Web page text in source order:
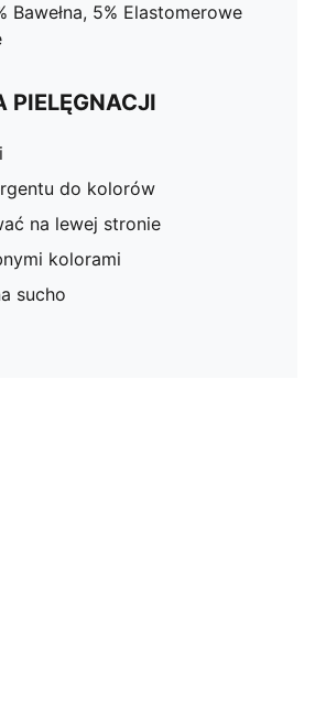
Bawełna, 5% Elastomerowe
PIELĘGNACJI
do kolorów
na lewej stronie
kolorami
sucho